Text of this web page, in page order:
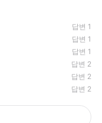
답변 1
답변 1
답변 1
답변 2
답변 2
답변 2